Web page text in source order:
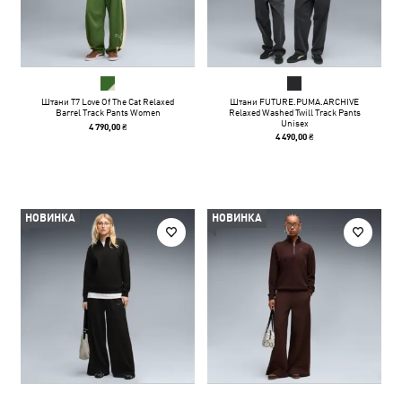
Штани T7 Love Of The Cat Relaxed
Barrel Track Pants Women
4 790,00 ₴
Штани FUTURE.PUMA.ARCHIVE
Relaxed Washed Twill Track Pants
Unisex
4 490,00 ₴
НОВИНКА НОВИНКА